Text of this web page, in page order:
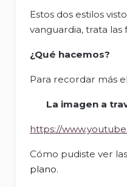
Estos dos estilos
vanguardia, trata
¿Qué hacemos?
Para recordar más
La imagen a
https://
Cómo pudiste ver
plano.